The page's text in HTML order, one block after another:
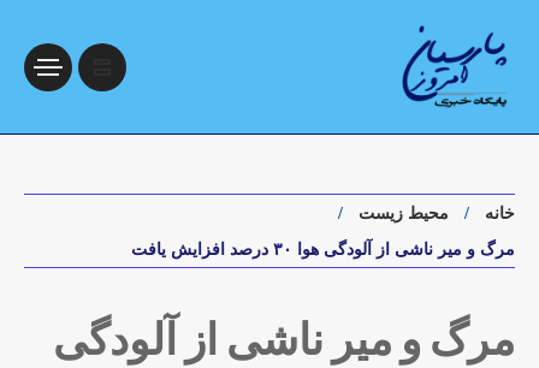
خانه
محیط زیست
مرگ و میر ناشی از آلودگی هوا ۳۰ درصد افزایش یافت
مرگ و میر ناشی از آلودگی